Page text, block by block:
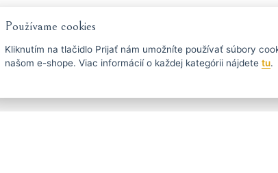
Používame cookies
Kliknutím na tlačidlo Prijať nám umožníte používať súbory
našom e-shope. Viac informácií o každej kategórii nájdete tu.